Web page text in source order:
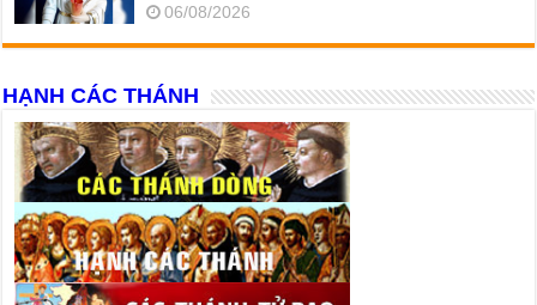
06/08/2026
HẠNH CÁC THÁNH